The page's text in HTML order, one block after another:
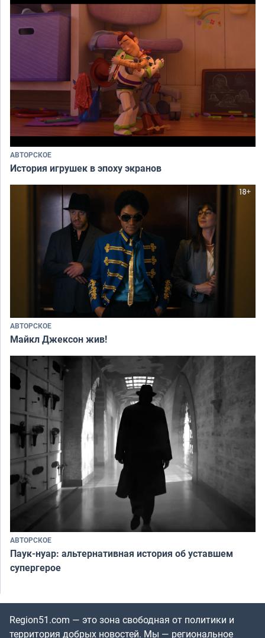
АВТОРСКОЕ
История игрушек в эпоху экранов
АВТОРСКОЕ
Майкл Джексон жив!
АВТОРСКОЕ
Паук-нуар: альтернативная история об уставшем
супергерое
Region51.com — это зона свободная от политики и
территория добрых новостей. Мы — региональное